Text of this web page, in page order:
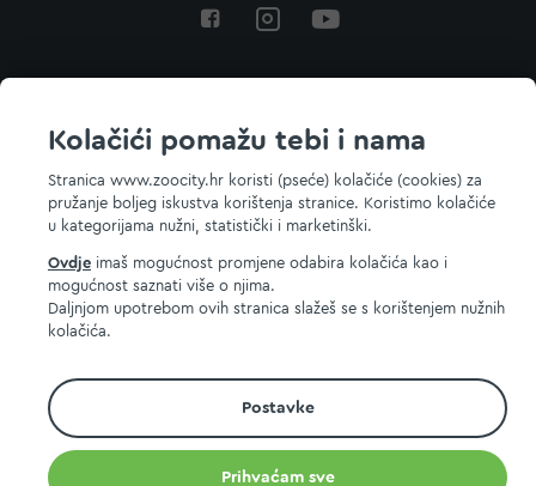
Kolačići pomažu tebi i nama
Stranica www.zoocity.hr koristi (pseće) kolačiće (cookies) za
pružanje boljeg iskustva korištenja stranice. Koristimo kolačiće
u kategorijama nužni, statistički i marketinški.
Ovdje imaš mogućnost promjene odabira kolačića kao i
mogućnost saznati više o njima.
Daljnjom upotrebom ovih stranica slažeš se s korištenjem nužnih
kolačića.
Postavke
Prihvaćam sve
© 2026 ZOOCITY. Sva prava zadržana.